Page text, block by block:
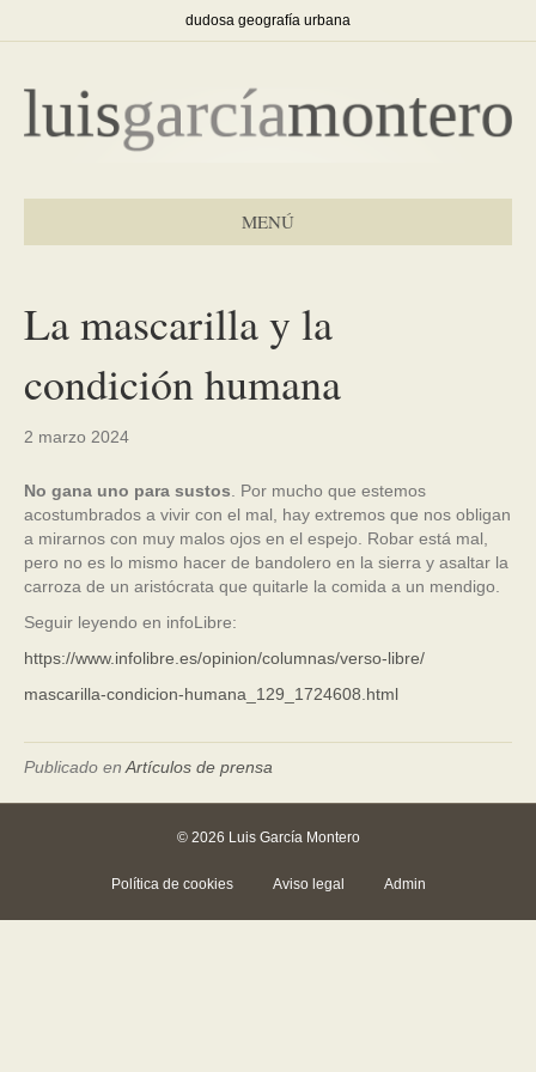
dudosa geografía urbana
MENÚ
La mascarilla y la
condición humana
2 marzo 2024
No gana uno para sustos . Por mucho que estemos
acostumbrados a vivir con el mal, hay extremos que nos obligan
a mirarnos con muy malos ojos en el espejo. Robar está mal,
pero no es lo mismo hacer de bandolero en la sierra y asaltar la
carroza de un aristócrata que quitarle la comida a un mendigo.
Seguir leyendo en infoLibre:
https://www.infolibre.es/opinion/columnas/verso-libre/
mascarilla-condicion-humana_129_1724608.html
Publicado en Artículos de prensa
© 2026 Luis García Montero
Política de cookies Aviso legal Admin